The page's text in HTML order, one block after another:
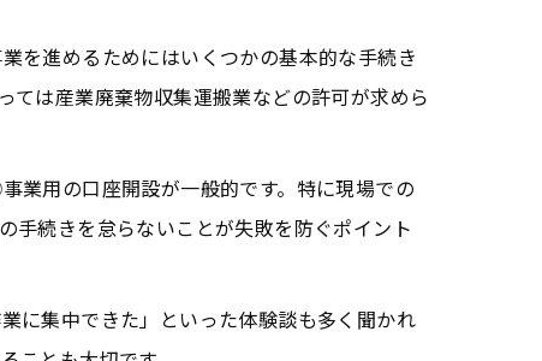
を進めるためにはいくつかの基本的な手続き
ては産業廃棄物収集運搬業などの許可が求めら
用の口座開設が一般的です。特に現場での
手続きを怠らないことが失敗を防ぐポイント
に集中できた」といった体験談も多く聞かれ